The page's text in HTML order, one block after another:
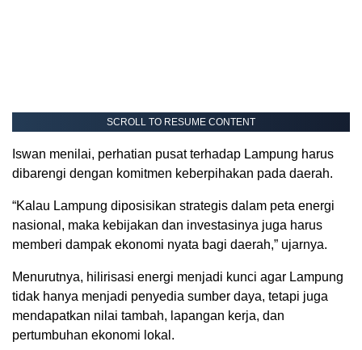
SCROLL TO RESUME CONTENT
Iswan menilai, perhatian pusat terhadap Lampung harus
dibarengi dengan komitmen keberpihakan pada daerah.
“Kalau Lampung diposisikan strategis dalam peta energi
nasional, maka kebijakan dan investasinya juga harus
memberi dampak ekonomi nyata bagi daerah,” ujarnya.
Menurutnya, hilirisasi energi menjadi kunci agar Lampung
tidak hanya menjadi penyedia sumber daya, tetapi juga
mendapatkan nilai tambah, lapangan kerja, dan
pertumbuhan ekonomi lokal.